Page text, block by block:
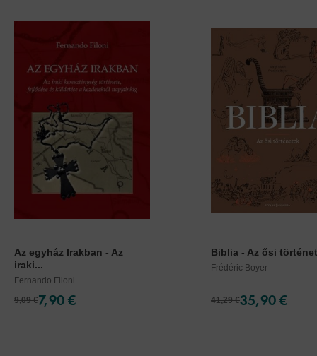
Az egyház Irakban - Az
iraki...
Fernando Filoni
9,09 €7,90 €
Biblia - Az ősi
Frédéric Boyer
41,29 €35,90 €